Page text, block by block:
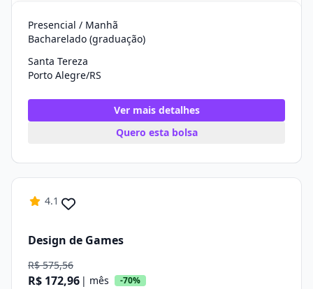
Presencial / Manhã
Bacharelado (graduação)
Santa Tereza
Porto Alegre/RS
Ver mais detalhes
Quero esta bolsa
4.1
Design de Games
R$ 575,56
R$ 172,96 | mês -70%